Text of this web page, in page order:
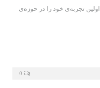
تجربه‌ى خود را در حوزه‌ى